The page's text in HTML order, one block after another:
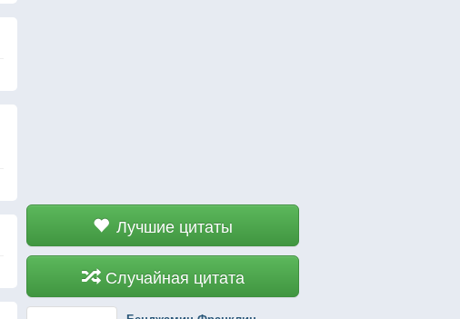
Лучшие цитаты
Случайная цитата